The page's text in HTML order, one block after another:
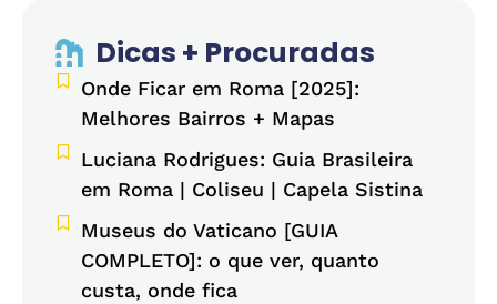
Dicas + Procuradas
Onde Ficar em Roma [2025]:
Melhores Bairros + Mapas
Luciana Rodrigues: Guia Brasileira
em Roma | Coliseu | Capela Sistina
Museus do Vaticano [GUIA
COMPLETO]: o que ver, quanto
custa, onde fica